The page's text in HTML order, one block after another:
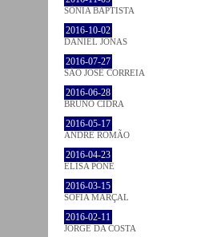
SÓNIA BAPTISTA
2016-10-02
DANIEL JONAS
2016-07-27
SÃO JOSÉ CORREIA
2016-06-28
BRUNO CIDRA
2016-05-17
ANDRÉ ROMÃO
2016-04-23
ELISA PÔNE
2016-03-15
SOFIA MARÇAL
2016-02-11
JORGE DA COSTA